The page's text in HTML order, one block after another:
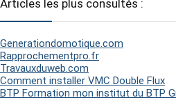
Articles les plus consultés :
Generationdomotique.com
Rapprochementpro.fr
Travauxduweb.com
Comment installer VMC Double Flux
BTP Formation mon institut du BTP